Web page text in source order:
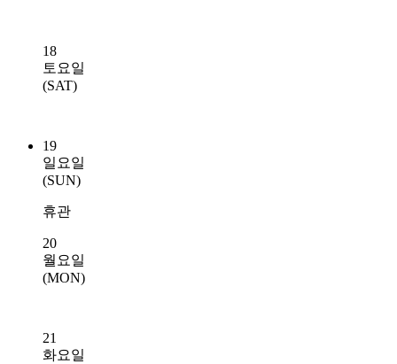
18
토요일
(SAT)
19
일요일
(SUN)
휴관
20
월요일
(MON)
21
화요일